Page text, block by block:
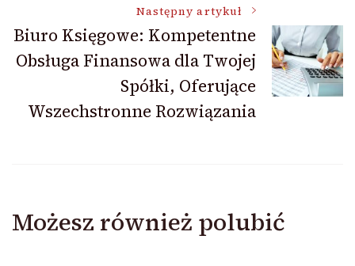
Następny artykuł
Biuro Księgowe: Kompetentne
Obsługa Finansowa dla Twojej
Spółki, Oferujące
Wszechstronne Rozwiązania
Możesz również polubić